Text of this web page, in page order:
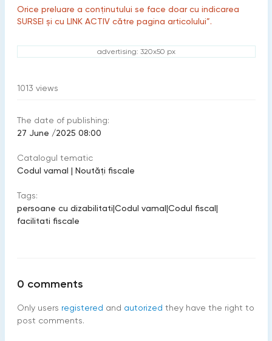
Orice preluare a conținutului se face doar cu indicarea
SURSEI și cu LINK ACTIV către pagina articolului”.
advertising: 320x50 px
1013 views
The date of publishing:
27 June /2025 08:00
Catalogul tematic
Codul vamal | Noutăți fiscale
Tags:
persoane cu dizabilitati|Codul vamal|Codul fiscal|
facilitati fiscale
0 comments
Only users registered and autorized they have the right to
post comments.